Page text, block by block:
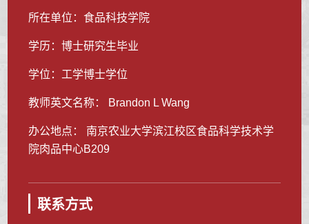
所在单位：食品科技学院
学历：博士研究生毕业
学位：工学博士学位
教师英文名称： Brandon L Wang
办公地点： 南京农业大学滨江校区食品科学技术学
院肉品中心B209
联系方式